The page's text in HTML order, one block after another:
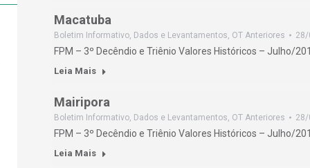
Macatuba
Boletim Informativo, Dados e Levantamentos, OT Anteriores
FPM – 3º Decêndio e Triênio Valores Históricos – Julho/
Leia Mais
Mairipora
Boletim Informativo, Dados e Levantamentos, OT Anteriores
FPM – 3º Decêndio e Triênio Valores Históricos – Julho/
Leia Mais